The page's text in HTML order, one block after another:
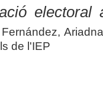
de l'IEP